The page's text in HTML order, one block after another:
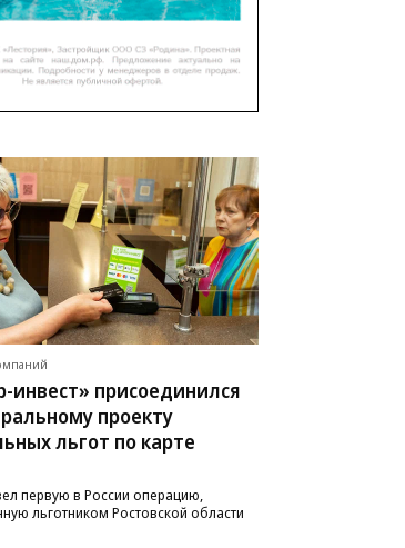
инвест» присоединился
проекту
льгот по карте
первую в России операцию,
льготником Ростовской области